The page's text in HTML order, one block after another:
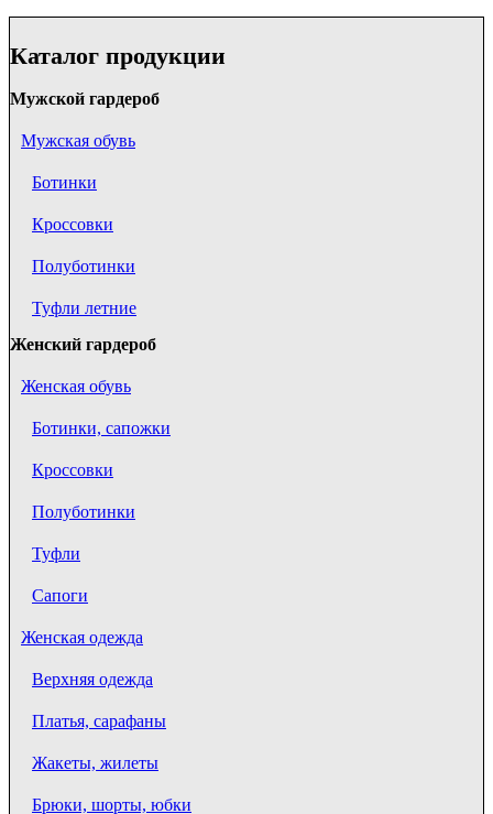
Каталог продукции
Мужской гардероб
Мужская обувь
Ботинки
Кроссовки
Полуботинки
Туфли летние
Женский гардероб
Женская обувь
Ботинки, сапожки
Кроссовки
Полуботинки
Туфли
Сапоги
Женская одежда
Верхняя одежда
Платья, сарафаны
Жакеты, жилеты
Брюки, шорты, юбки